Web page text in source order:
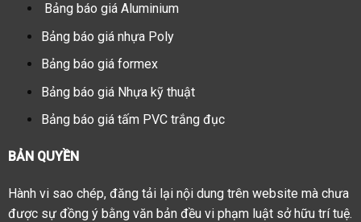
Bảng báo giá Aluminium
Bảng báo giá nhựa Poly
Bảng báo giá formex
Bảng báo giá Nhựa kỹ thuật
Bảng báo giá tấm PVC trắng đục
BẢN QUYỀN
Hành vi sao chép, đăng tải lại nội dung trên website mà chưa
được sự đồng ý bằng văn bản đều vi phạm luật sở hữu trí tuệ.